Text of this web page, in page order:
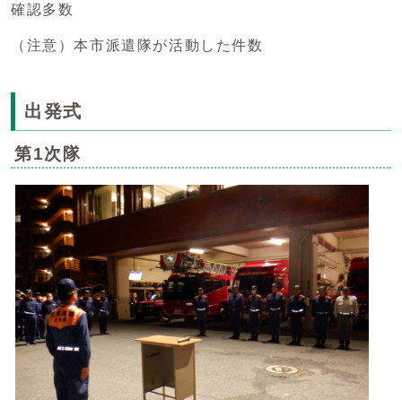
確認多数
（注意）本市派遣隊が活動した件数
出発式
第1次隊